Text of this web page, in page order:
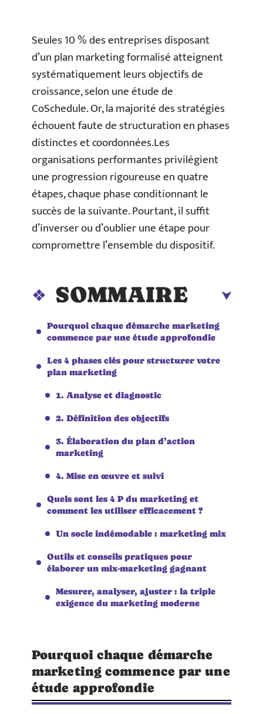
Seules 10 % des entreprises disposant
d’un plan marketing formalisé atteignent
systématiquement leurs objectifs de
croissance, selon une étude de
CoSchedule. Or, la majorité des stratégies
échouent faute de structuration en phases
distinctes et coordonnées.Les
organisations performantes privilégient
une progression rigoureuse en quatre
étapes, chaque phase conditionnant le
succès de la suivante. Pourtant, il suffit
d’inverser ou d’oublier une étape pour
compromettre l’ensemble du dispositif.
SOMMAIRE
Pourquoi chaque démarche marketing
commence par une étude approfondie
Les 4 phases clés pour structurer votre
plan marketing
1. Analyse et diagnostic
2. Définition des objectifs
3. Élaboration du plan d’action
marketing
4. Mise en œuvre et suivi
Quels sont les 4 P du marketing et
comment les utiliser efficacement ?
Un socle indémodable : marketing mix
Outils et conseils pratiques pour
élaborer un mix-marketing gagnant
Mesurer, analyser, ajuster : la triple
exigence du marketing moderne
Pourquoi chaque démarche
marketing commence par une
étude approfondie